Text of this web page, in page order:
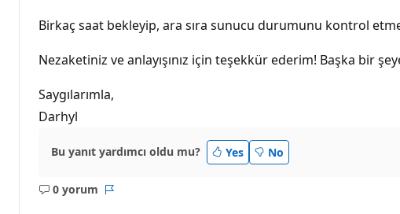
Birkaç saat bekleyip, ara sıra sunucu durumunu kontrol
Nezaketiniz ve anlayışınız için teşekkür ederim! Başka bir
Saygılarımla,
Darhyl
Bu yanıt yardımcı oldu mu? Yes No
0 yorum
Açıklama